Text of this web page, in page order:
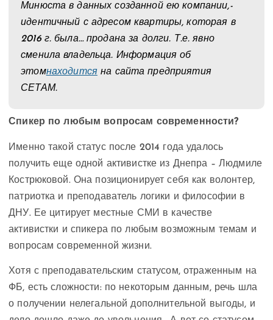
Минюста в данных созданной ею компании,-
идентичный с адресом квартиры, которая в
2016 г. была… продана за долги. Т.е. явно
сменила владельца. Информация об
этомнаходитсяна сайта предприятия
СЕТАМ.
Спикер по любым вопросам современности?
Именно такой статус после 2014 года удалось
получить еще одной активистке из Днепра – Людмиле
Кострюковой. Она позиционирует себя как волонтер,
патриотка и преподаватель логики и философии в
ДНУ. Ее цитирует местные СМИ в качестве
активистки и спикера по любым возможным темам и
вопросам современной жизни.
Хотя с преподавательским статусом, отраженным на
ФБ, есть сложности: по некоторым данным, речь шла
о получении нелегальной дополнительной выгоды, и